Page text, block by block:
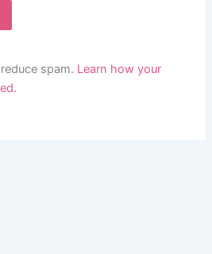
spam. Learn how your